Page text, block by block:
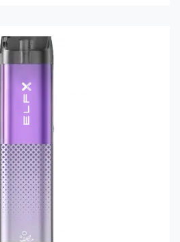
обычная жизнь может
поскольку боль
ограничить нашу
стоять, сидеть и даже
Боль в
может иметь